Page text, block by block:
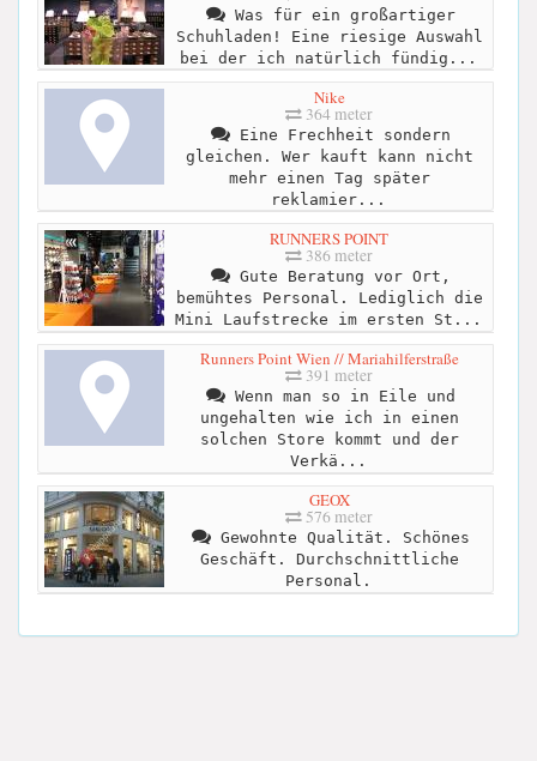
Was für ein großartiger
Schuhladen! Eine riesige Auswahl
bei der ich natürlich fündig...
Nike
364 meter
Eine Frechheit sondern
gleichen. Wer kauft kann nicht
mehr einen Tag später
reklamier...
RUNNERS POINT
386 meter
Gute Beratung vor Ort,
bemühtes Personal. Lediglich die
Mini Laufstrecke im ersten St...
Runners Point Wien // Mariahilferstraße
391 meter
Wenn man so in Eile und
ungehalten wie ich in einen
solchen Store kommt und der
Verkä...
GEOX
576 meter
Gewohnte Qualität. Schönes
Geschäft. Durchschnittliche
Personal.